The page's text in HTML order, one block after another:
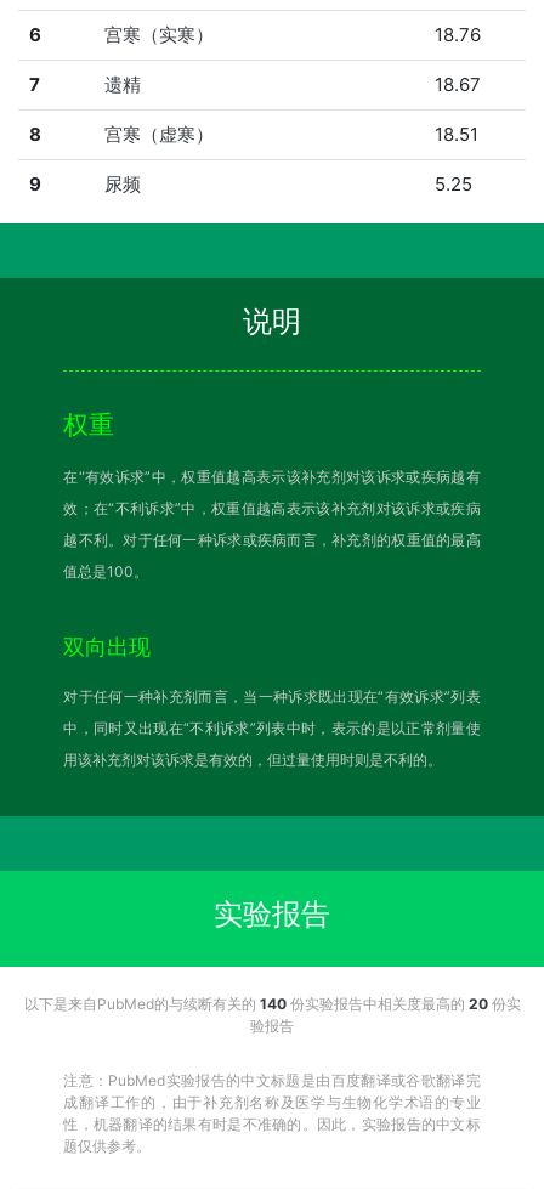
6 宫寒（实寒） 18.76
7 遗精 18.67
8 宫寒（虚寒） 18.51
9 尿频 5.25
说明
权重
在“有效诉求”中，权重值越高表示该补充剂对该诉求或疾病越有
效；在“不利诉求”中，权重值越高表示该补充剂对该诉求或疾病
越不利。对于任何一种诉求或疾病而言，补充剂的权重值的最高
值总是100。
双向出现
对于任何一种补充剂而言，当一种诉求既出现在“有效诉求”列表
中，同时又出现在“不利诉求”列表中时，表示的是以正常剂量使
用该补充剂对该诉求是有效的，但过量使用时则是不利的。
实验报告
以下是来自PubMed的与续断有关的 140份实验报告中相关度最高的 20份实
验报告
注意：PubMed实验报告的中文标题是由百度翻译或谷歌翻译完
成翻译工作的，由于补充剂名称及医学与生物化学术语的专业
性，机器翻译的结果有时是不准确的。因此，实验报告的中文标
题仅供参考。